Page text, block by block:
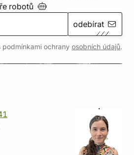
robotů
odebírat
podmínkami ochrany osobních údajů.